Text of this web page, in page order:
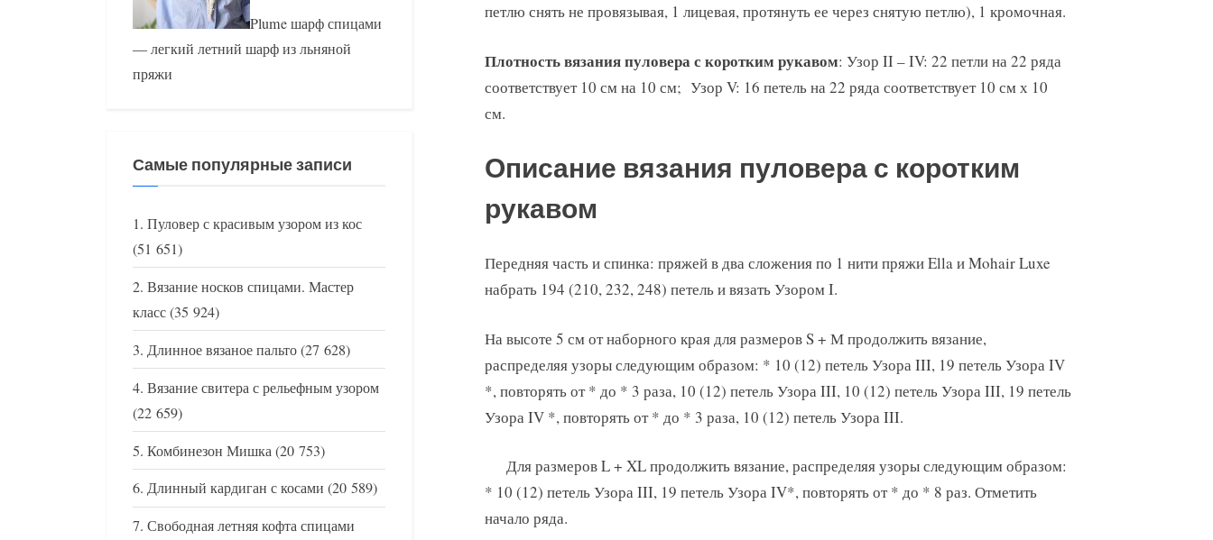
петлю снять не провязывая, 1 лицевая, протянуть ее через снятую петлю), 1 кромочная.
Плотность вязания пуловера с коротким рукавом: Узор II – IV: 22 петли на 22 ряда
соответствует 10 см на 10 см; Узор V: 16 петель на 22 ряда соответствует 10 см х 10
см.
Описание вязания пуловера с коротким
рукавом
Передняя часть и спинка: пряжей в два сложения по 1 нити пряжи Ella и Mohair Luxe
набрать 194 (210, 232, 248) петель и вязать Узором I.
На высоте 5 см от наборного края для размеров S + М продолжить вязание,
распределяя узоры следующим образом: * 10 (12) петель Узора III, 19 петель Узора IV
*, повторять от * до * 3 раза, 10 (12) петель Узора III, 10 (12) петель Узора III, 19 петель
Узора IV *, повторять от * до * 3 раза, 10 (12) петель Узора III.
Для размеров L + XL продолжить вязание, распределяя узоры следующим образом:
* 10 (12) петель Узора III, 19 петель Узора IV*, повторять от * до * 8 раз. Отметить
начало ряда.
Plume шарф спицами
— легкий летний шарф из льняной
пряжи
Самые популярные записи
Пуловер с красивым узором из кос
(51 651)
Вязание носков спицами. Мастер
класс(35 924)
Длинное вязаное пальто(27 628)
Вязание свитера с рельефным узором
(22 659)
Комбинезон Мишка(20 753)
Длинный кардиган с косами (20 589)
Свободная летняя кофта спицами